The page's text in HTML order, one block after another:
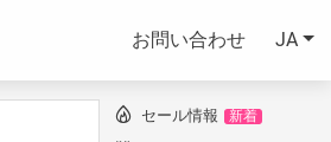
お問い合わせ JA
セール情報 新着